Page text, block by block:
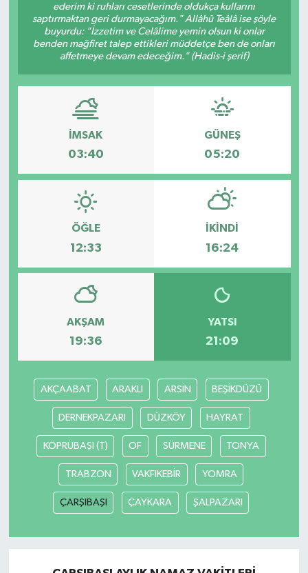
ederim ki ruhları cesetlerinde oldukça kullarını
saptırmaktan geri durmayacağım." Allâhü Teâlâ ise şöyle
buyurdu: "İzzetim ve Celâlime yemin olsun ki onlar
benden mağfiret talep ettikleri müddetçe ben de onları
affetmeye devam edeceğim." (Hadis-i şerif)
İMSAK
03:40
GÜNEŞ
05:20
ÖĞLE
12:33
İKINDI
16:24
AKŞAM
19:36
YATSI
21:09
AKÇAABAT ARAKLI ARSİN BEŞİKDÜZÜ
DERNEKPAZARI DÜZKÖY HAYRAT
KÖPRÜBAŞI (T) OF SÜRMENE TONYA
TRABZON VAKFIKEBİR YOMRA
ÇARŞIBAŞI ÇAYKARA ŞALPAZARI